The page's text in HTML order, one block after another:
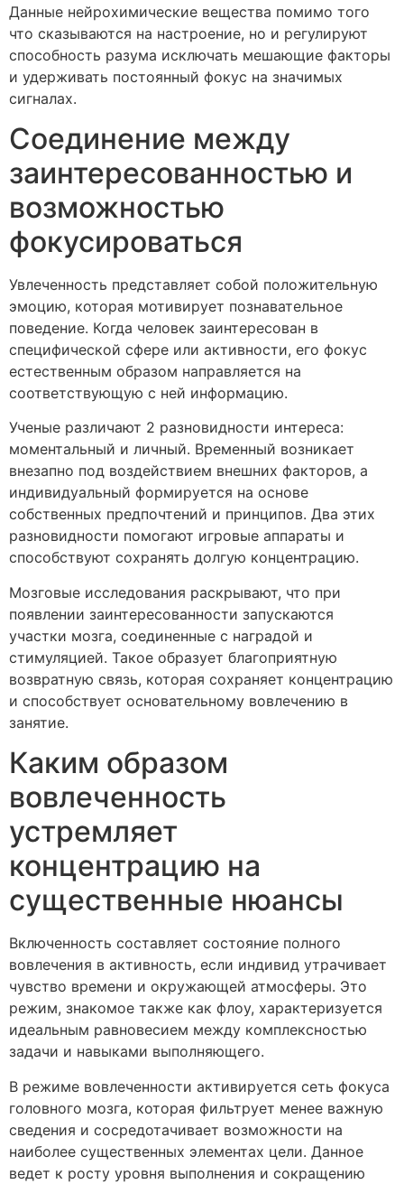
Данные нейрохимические вещества помимо того
что сказываются на настроение, но и регулируют
способность разума исключать мешающие факторы
и удерживать постоянный фокус на значимых
сигналах.
Соединение между
заинтересованностью и
возможностью
фокусироваться
Увлеченность представляет собой положительную
эмоцию, которая мотивирует познавательное
поведение. Когда человек заинтересован в
специфической сфере или активности, его фокус
естественным образом направляется на
соответствующую с ней информацию.
Ученые различают 2 разновидности интереса:
моментальный и личный. Временный возникает
внезапно под воздействием внешних факторов, а
индивидуальный формируется на основе
собственных предпочтений и принципов. Два этих
разновидности помогают игровые аппараты и
способствуют сохранять долгую концентрацию.
Мозговые исследования раскрывают, что при
появлении заинтересованности запускаются
участки мозга, соединенные с наградой и
стимуляцией. Такое образует благоприятную
возвратную связь, которая сохраняет концентрацию
и способствует основательному вовлечению в
занятие.
Каким образом
вовлеченность
устремляет
концентрацию на
существенные нюансы
Включенность составляет состояние полного
вовлечения в активность, если индивид утрачивает
чувство времени и окружающей атмосферы. Это
режим, знакомое также как флоу, характеризуется
идеальным равновесием между комплексностью
задачи и навыками выполняющего.
В режиме вовлеченности активируется сеть фокуса
головного мозга, которая фильтрует менее важную
сведения и сосредотачивает возможности на
наиболее существенных элементах цели. Данное
ведет к росту уровня выполнения и сокращению